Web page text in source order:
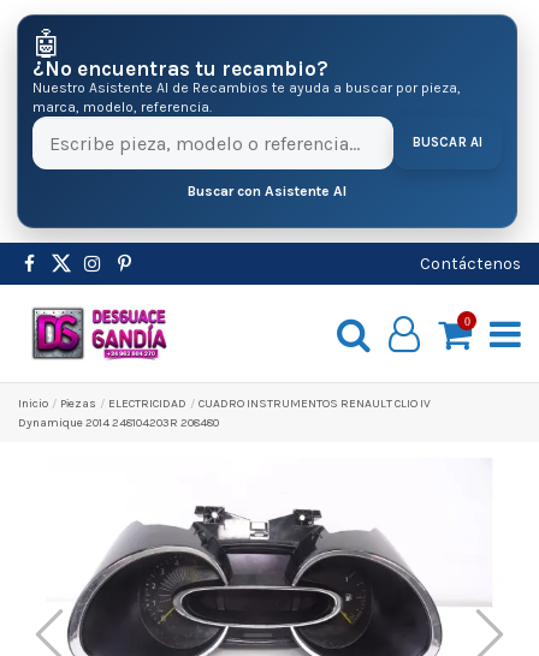
🤖
¿No encuentras tu recambio?
Nuestro Asistente AI de Recambios te ayuda a buscar por pieza,
marca, modelo, referencia.
BUSCAR AI
Buscar con Asistente AI
Contáctenos
0
Inicio Pіezas ELECTRICIDAD
CUADRO INSTRUMENTOS RENAULT CLIO IV
Dynamique 2014 248104203R 208480